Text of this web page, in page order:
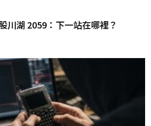
川湖 2059：下一站在哪裡？